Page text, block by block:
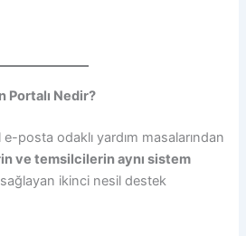
Portalı Nedir?
posta odaklı yardım masalarından
ve temsilcilerin aynı sistem
sağlayan ikinci nesil destek